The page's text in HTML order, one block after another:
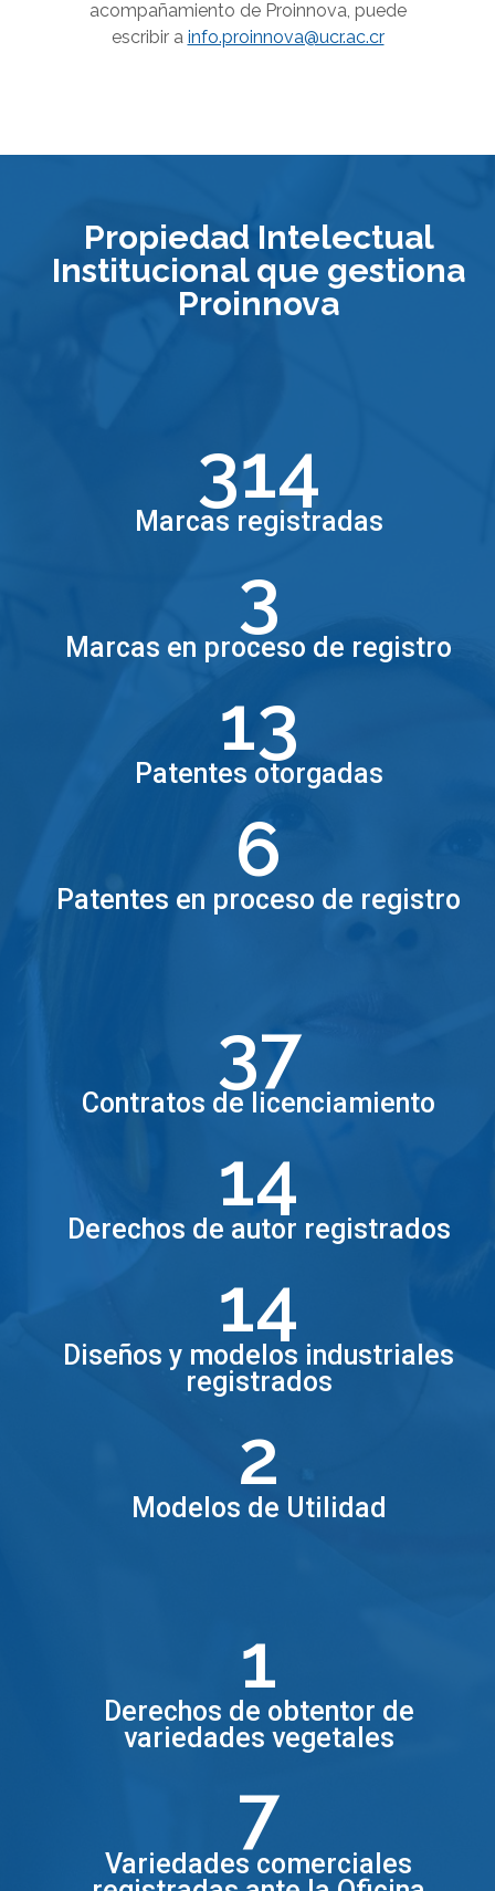
acompañamiento de Proinnova, puede
escribir a info.proinnova@ucr.ac.cr
Propiedad Intelectual
Institucional que gestiona
Proinnova
314
Marcas registradas
3
Marcas en proceso de registro
13
Patentes otorgadas
6
Patentes en proceso de registro
37
Contratos de licenciamiento
14
Derechos de autor registrados
14
Diseños y modelos industriales
registrados
2
Modelos de Utilidad
1
Derechos de obtentor de
variedades vegetales
7
Variedades comerciales